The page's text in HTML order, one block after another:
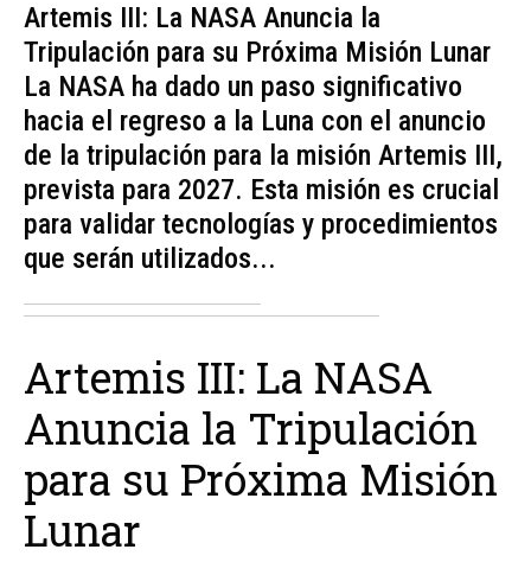
Artemis III: La NASA Anuncia la
Tripulación para su Próxima Misión Lunar
La NASA ha dado un paso significativo
hacia el regreso a la Luna con el anuncio
de la tripulación para la misión Artemis III,
prevista para 2027. Esta misión es crucial
para validar tecnologías y procedimientos
que serán utilizados...
Artemis III: La NASA
Anuncia la Tripulación
para su Próxima Misión
Lunar